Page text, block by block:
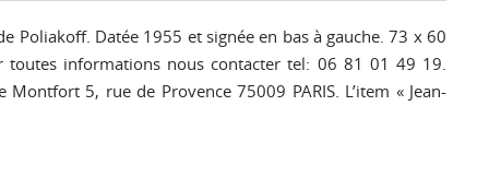
Poliakoff. Datée 1955 et signée en bas à gauche. 73 x 60
toutes informations nous contacter tel: 06 81 01 49 19.
5, rue de Provence 75009 PARIS. L’item « Jean-